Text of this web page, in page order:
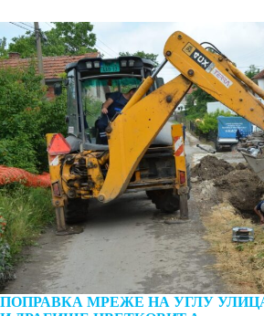
ПОПРАВКА МРЕЖЕ НА УГЛУ